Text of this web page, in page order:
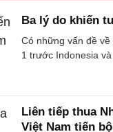
Ba lý do khiến
Có những vấn đề
1 trước Indonesia
Liên tiếp thua
Việt Nam tiến bộ